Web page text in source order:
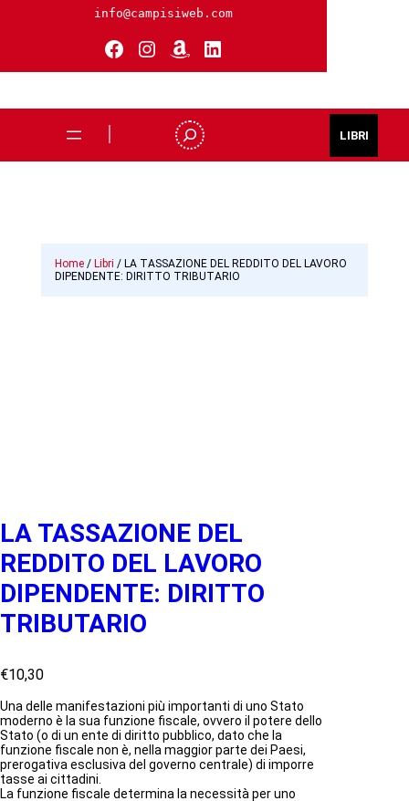
info@campisiweb.com
Facebook Instagram Amazon LinkedIn
S
e
LIBRI
Home/ Libri / LA TASSAZIONE DEL REDDITO DEL LAVORO
DIPENDENTE: DIRITTO TRIBUTARIO
LA TASSAZIONE DEL
REDDITO DEL LAVORO
DIPENDENTE: DIRITTO
TRIBUTARIO
€10,30
Una delle manifestazioni più importanti di uno Stato
moderno è la sua funzione fiscale, ovvero il potere dello
Stato (o di un ente di diritto pubblico, dato che la
funzione fiscale non è, nella maggior parte dei Paesi,
prerogativa esclusiva del governo centrale) di imporre
tasse ai cittadini.
La funzione fiscale determina la necessità per uno